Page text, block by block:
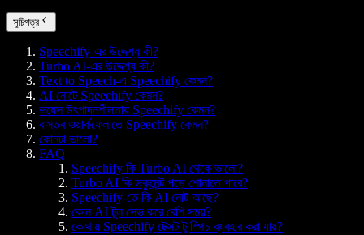
সূচিপত্র
Speechify-এর উদ্দেশ্য কী?
Turbo AI-এর উদ্দেশ্য কী?
Text to Speech-এ Speechify কেমন?
AI নোটে Speechify কেমন?
ভয়েস উৎপাদনশীলতায় Speechify কেমন?
বাস্তব ওয়ার্কফ্লোতে Speechify কেমন?
কোনটা ভালো?
FAQ
Speechify কি Turbo AI থেকে ভালো?
Turbo AI কি ডকুমেন্ট পড়ে শোনাতে পারে?
Speechify-তে কি AI নোট আছে?
কোন AI টুল সেভ করে বেশি সময়?
কোথায় Speechify টেক্সট টু স্পিচ ব্যবহার করা যায়?